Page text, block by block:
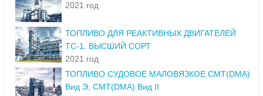
2021 год
ТОПЛИВО ДЛЯ РЕАКТИВНЫХ ДВИГАТЕЛЕЙ
ТС-1. ВЫСШИЙ СОРТ
2021 год
ТОПЛИВО СУДОВОЕ МАЛОВЯЗКОЕ СМТ(DMA)
Вид Э, СМТ(DMA) Вид II